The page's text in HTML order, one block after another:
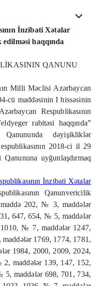
İnzibati Xətalar
haqqında
QANUNU
Milli Məclisi Azərbaycan
cü maddəsinin I hissəsinin
Respublikasının
rabitəsi haqqında”
Qanununda dəyişikliklər
2018-ci il 29
uyğunlaşdırmaq
İnzibati Xətalar
Qanunvericilik
202, № 3, maddələr
647, 654, № 5, maddələr
№ 7, maddələr 1247,
1769, 1774, 1781,
1984, 2000, 2009, 2024,
maddələr 139, 147, 152,
maddələr 698, 701, 734,